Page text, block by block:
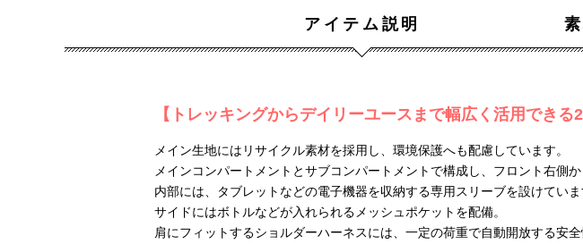
アイテム説明
【トレッキングからデイリーユースまで幅広く活用できる
メイン生地にはリサイクル素材を採用し、環境保護へも配慮しています。
メインコンパートメントとサブコンパートメントで構成し、フロント右側
内部には、タブレットなどの電子機器を収納する専用スリーブを設けていま
サイドにはボトルなどが入れられるメッシュポケットを配備。
肩にフィットするショルダーハーネスには、一定の荷重で自動開放する安